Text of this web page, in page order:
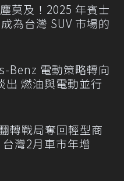
莫及！2025 年賓士
為台灣 SUV 市場的
Benz 電動策略轉向
出 燃油與電動並行
轉戰局奪回輕型商
灣2月車市年增